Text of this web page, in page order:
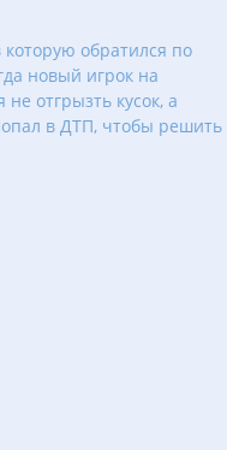
обратился по
новый игрок на
отгрызть кусок, а
в ДТП, чтобы решить